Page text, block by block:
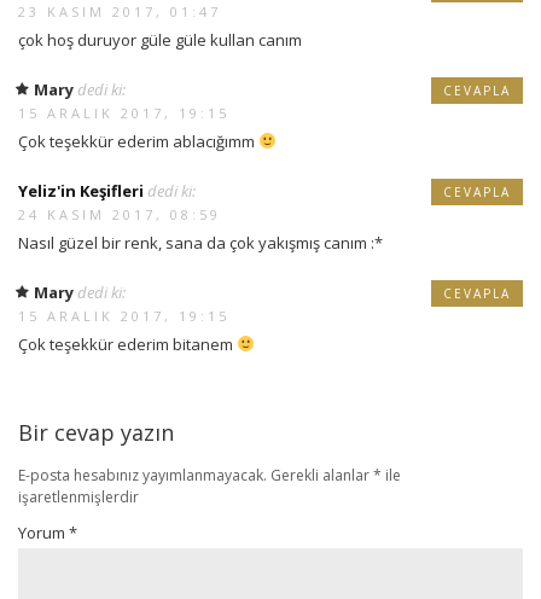
23 KASIM 2017, 01:47
çok hoş duruyor güle güle kullan canım
Mary dedi ki:
15 ARALIK 2017, 19:15
Çok teşekkür ederim ablacığımm
CEVAPLA
Yeliz'in Keşifleri dedi ki:
24 KASIM 2017, 08:59
Nasıl güzel bir renk, sana da çok yakışmış canım :*
CEVAPLA
Mary dedi ki:
15 ARALIK 2017, 19:15
Çok teşekkür ederim bitanem
CEVAPLA
Bir cevap yazın
E-posta hesabınız yayımlanmayacak. Gerekli alanlar* ile
işaretlenmişlerdir
Yorum *